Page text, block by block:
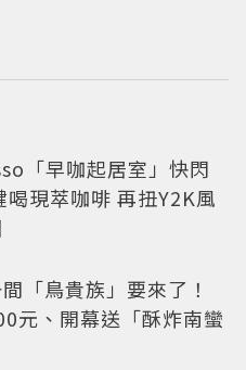
時尚
「早咖起居室」快閃
喝現萃咖啡 再扭Y2K風
「鳥貴族」要來了！
元、開幕送「酥炸南蠻